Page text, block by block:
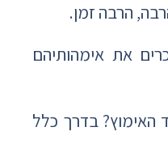
הרבה זמן.
את אימהותיהם
בדרך כלל